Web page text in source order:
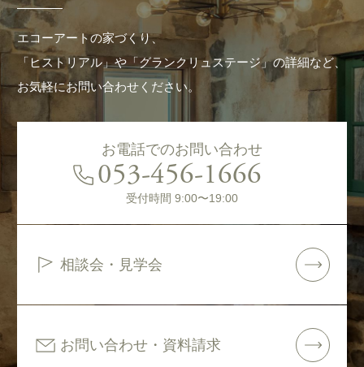
エコーアートの家づくり、
「ヒストリアル」や「グランクリュステージ」の詳細など、
お気軽にお問い合わせください。
お電話でのお問い合わせ
053-456-1666
受付時間 9:00〜19:00
相談会・見学会
お問い合わせ・資料請求